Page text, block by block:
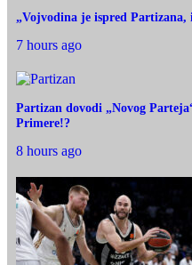
„Vojvodina je ispred
7 hours ago
Partizan dovodi „Novog
Primere!?
8 hours ago